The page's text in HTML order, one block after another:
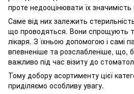
проте недооцінювати їх
Саме від них залежить стерильність
що проводяться. Вони спрощують
лікаря. З їхньою допомогою і самі
впевненіше та розслабленіше, що,
важливо під час візиту до
Тому добору асортименту цієї
приділяємо особливу увагу.